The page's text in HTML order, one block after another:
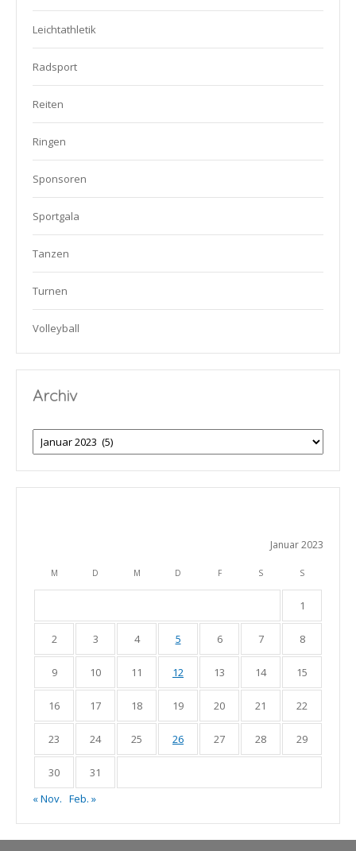
Leichtathletik
Radsport
Reiten
Ringen
Sponsoren
Sportgala
Tanzen
Turnen
Volleyball
Archiv
Archiv
Januar 2023
M D M D F S S
1
2 3 4 5 6 7 8
9 10 11 12 13 14 15
16 17 18 19 20 21 22
23 24 25 26 27 28 29
30
31
« Nov. Feb. »